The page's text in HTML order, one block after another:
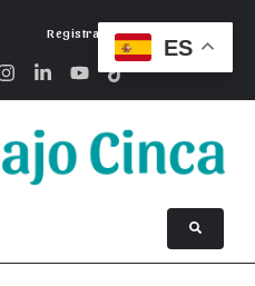
Registrarse
ES